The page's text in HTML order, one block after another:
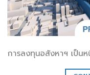
การลงทุนอสังหาฯ เป็น